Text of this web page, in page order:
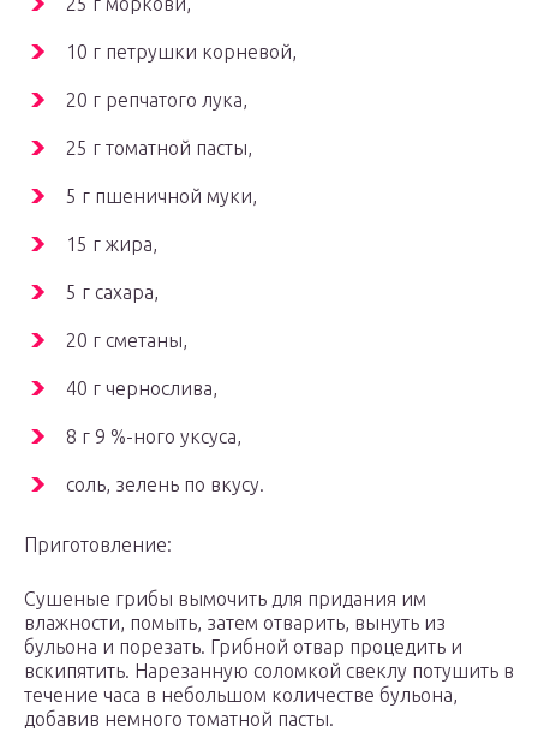
10 г петрушки корневой,
20 г репчатого лука,
25 г томатной пасты,
5 г пшеничной муки,
15 г жира,
5 г сахара,
20 г сметаны,
40 г чернослива,
8 г 9 %-ного уксуса,
соль, зелень по вкусу.
Приготовление:
Сушеные грибы вымочить для придания им
влажности, помыть, затем отварить, вынуть из
бульона и порезать. Грибной отвар процедить и
вскипятить. Нарезанную соломкой свеклу потушить в
течение часа в небольшом количестве бульона,
добавив немного томатной пасты.